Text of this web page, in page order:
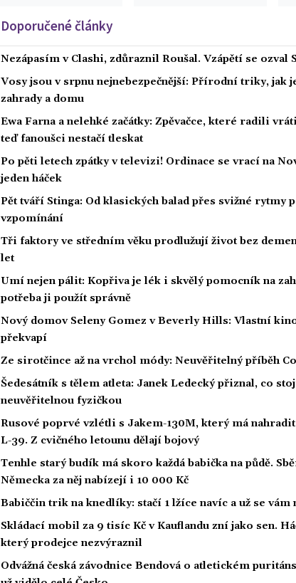
Doporučené články
Nezápasím v Clashi, zdůraznil Roušal. Vzápětí se ozval
Vosy jsou v srpnu nejnebezpečnější: Přírodní triky, jak
zahrady a domu
Ewa Farna a nelehké začátky: Zpěvačce, které radili
teď fanoušci nestačí tleskat
Po pěti letech zpátky v televizi! Ordinace se vrací na
jeden háček
Pět tváří Stinga: Od klasických balad přes svižné rytmy
vzpomínání
Tři faktory ve středním věku prodlužují život bez
let
Umí nejen pálit: Kopřiva je lék i skvělý pomocník na
potřeba ji použít správně
Nový domov Seleny Gomez v Beverly Hills: Vlastní
překvapí
Ze sirotčince až na vrchol módy: Neuvěřitelný příběh
Šedesátník s tělem atleta: Janek Ledecký přiznal, co
neuvěřitelnou fyzičkou
Rusové poprvé vzlétli s Jakem-130M, který má
L-39. Z cvičného letounu dělají bojový
Tenhle starý budík má skoro každá babička na půdě.
Německa za něj nabízejí i 10 000 Kč
Babiččin trik na knedlíky: stačí 1 lžíce navíc a už se
Skládací mobil za 9 tisíc Kč v Kauflandu zní jako sen.
který prodejce nezvýraznil
Odvážná česká závodnice Bendová o atletickém